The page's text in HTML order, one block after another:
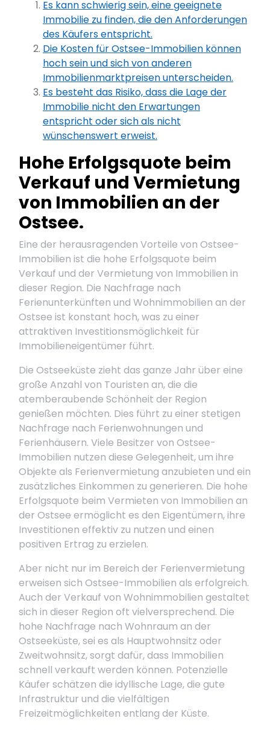
Es kann schwierig sein, eine geeignete
Immobilie zu finden, die den Anforderungen
des Käufers entspricht.
Die Kosten für Ostsee-Immobilien können
hoch sein und sich von anderen
Immobilienmarktpreisen unterscheiden.
Es besteht das Risiko, dass die Lage der
Immobilie nicht den Erwartungen
entspricht oder sich als nicht
wünschenswert erweist.
Hohe Erfolgsquote beim
Verkauf und Vermietung
von Immobilien an der
Ostsee.
Eine der herausragenden Vorteile von Ostsee-
Immobilien ist die hohe Erfolgsquote beim
Verkauf und der Vermietung von Immobilien in
dieser Region. Die Nachfrage nach
Ferienunterkünften und Wohnimmobilien an der
Ostsee ist konstant hoch, was zu einer
attraktiven Investitionsmöglichkeit für
Immobilieneigentümer führt.
Die Ostseeküste zieht das ganze Jahr über eine
große Anzahl von Touristen an, die die
atemberaubende Schönheit der Region
genießen möchten. Dies führt zu einer stetigen
Nachfrage nach Ferienwohnungen und
Ferienhäusern. Viele Besitzer von Ostsee-
Immobilien nutzen diese Gelegenheit, um ihre
Objekte als Ferienvermietung anzubieten und ein
zusätzliches Einkommen zu generieren. Die hohe
Erfolgsquote beim Vermieten von Immobilien an
der Ostsee ermöglicht es den Eigentümern, ihre
Investitionen effektiv zu nutzen und einen
positiven Ertrag zu erzielen.
Aber nicht nur im Bereich der Ferienvermietung
erweisen sich Ostsee-Immobilien als erfolgreich.
Auch der Verkauf von Wohnimmobilien gestaltet
sich in dieser Region oft vielversprechend. Die
hohe Nachfrage nach Wohnraum an der
Ostseeküste, sei es als Hauptwohnsitz oder
Zweitwohnsitz, sorgt dafür, dass Immobilien
schnell verkauft werden können. Potenzielle
Käufer schätzen die idyllische Lage, die gute
Infrastruktur und die vielfältigen
Freizeitmöglichkeiten entlang der Küste.